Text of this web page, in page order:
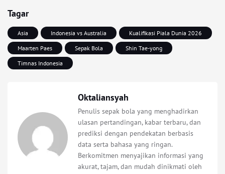
Tagar
Asia Indonesia vs Australia
Kualifikasi Piala Dunia 2026
Maarten Paes
Sepak Bola
Shin Tae-yong
Timnas Indonesia
Oktaliansyah
Penulis sepak bola yang menghadirkan
ulasan pertandingan, kabar terbaru, dan
prediksi dengan pendekatan berbasis
data serta bahasa yang ringan.
Berkomitmen menyajikan informasi yang
akurat, tajam, dan mudah dinikmati oleh